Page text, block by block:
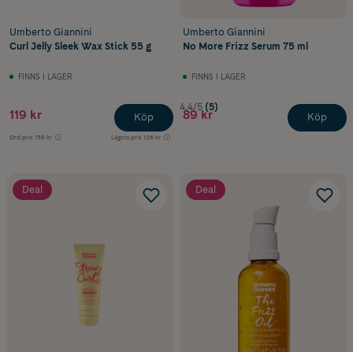
Umberto Giannini
Curl Jelly Sleek Wax Stick 55 g
FINNS I LAGER
119 kr
Ord.pris 158 kr Lägsta pris 126 kr
Köp
Umberto Giannini
No More Frizz Serum 75 ml
FINNS I LAGER
4.4/5 (5)
89 kr Köp
Deal Deal